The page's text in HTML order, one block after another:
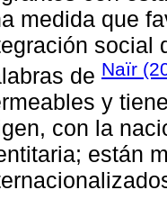
medida que
social
de Naïr
y
con la
están